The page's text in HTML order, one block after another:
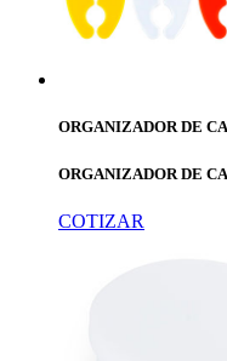
ORGANIZADOR DE
ORGANIZADOR DE
COTIZAR